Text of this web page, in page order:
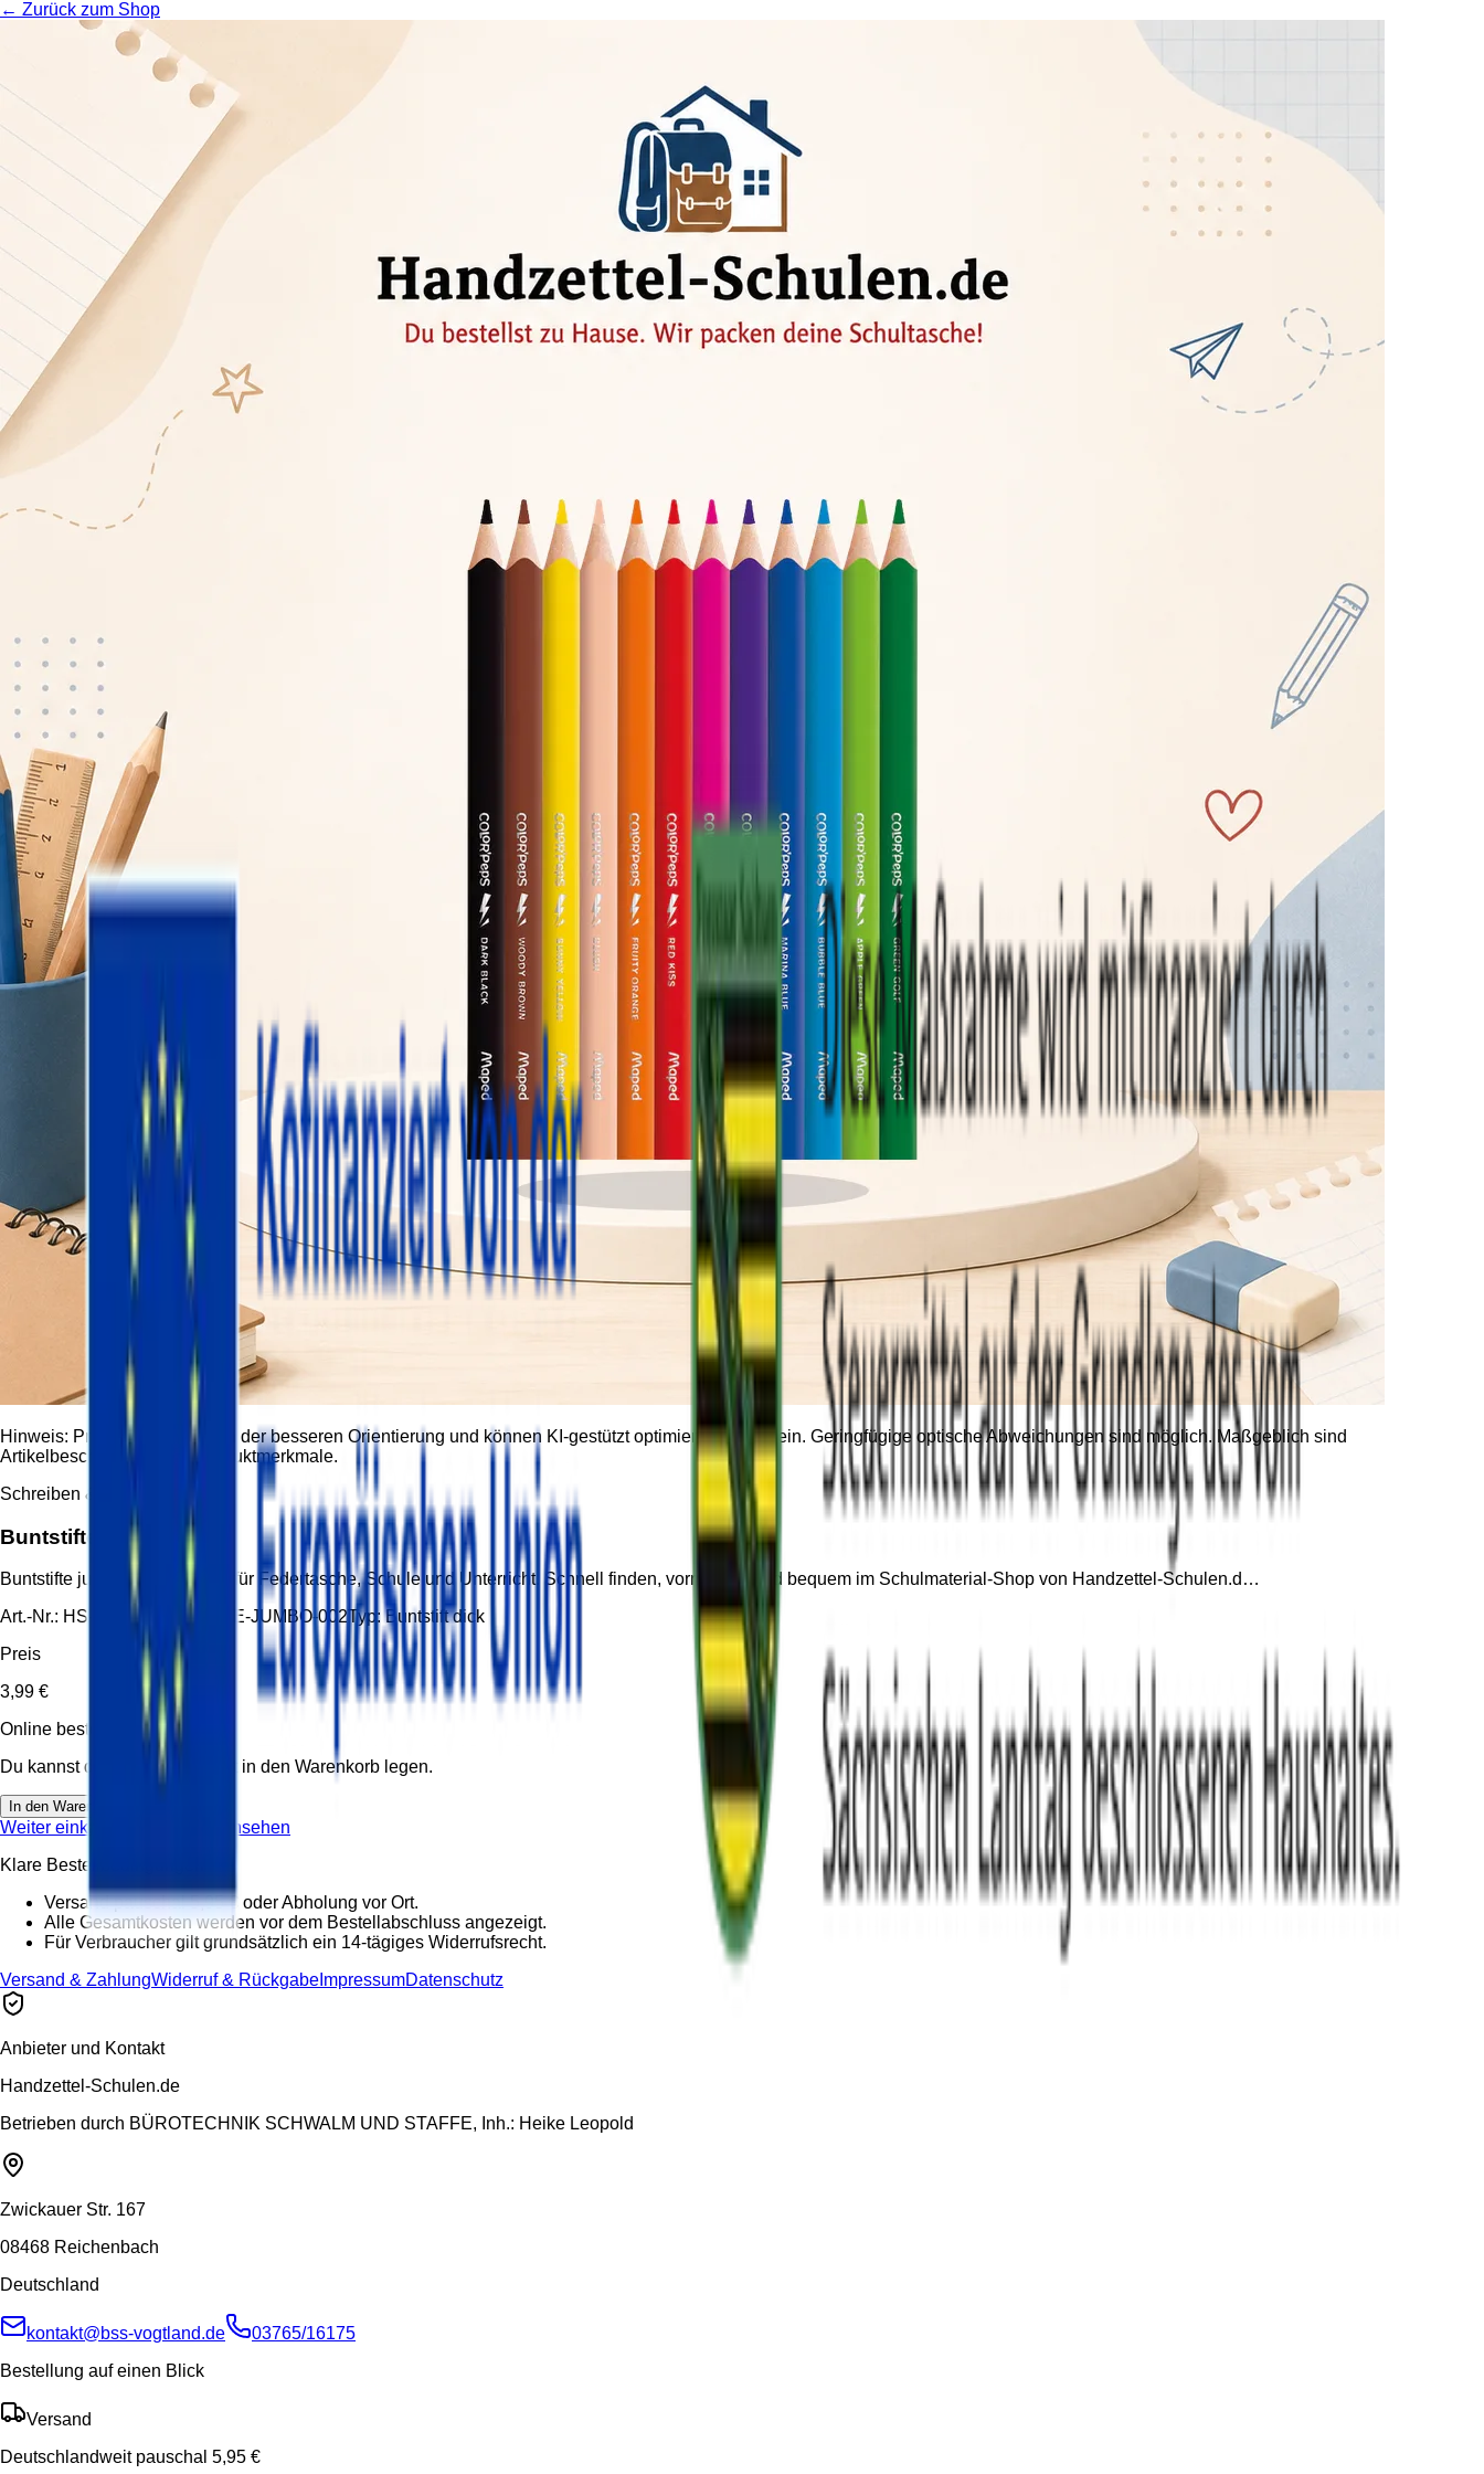
← Zurück zum Shop
Hinweis: Produktbilder dienen der besseren Orientierung und können KI-gestützt optimiert worden sein. Geringfügige optische Abweichungen sind möglich. Maßgeblich sind
Artikelbeschreibung und Produktmerkmale.
Schreiben & Stifte
Buntstifte jumbo dick
Buntstifte jumbo dick dreikant für Federtasche, Schule und Unterricht. Schnell finden, vormerken und bequem im Schulmaterial-Shop von Handzettel-Schulen.d…
Art.-Nr.: HS-STF-BUNTSTIFTE-JUMBO-002Typ:Buntstift dick
Preis
3,99 €
Online bestellbar
Du kannst diesen Artikel direkt in den Warenkorb legen.
In den Warenkorb
Weiter einkaufen
Warenkorb ansehen
Klare Bestellbedingungen
Versand pauschal 5,95 € oder Abholung vor Ort.
Alle Gesamtkosten werden vor dem Bestellabschluss angezeigt.
Für Verbraucher gilt grundsätzlich ein 14-tägiges Widerrufsrecht.
Versand & ZahlungWiderruf & Rückgabe ImpressumDatenschutz
Anbieter und Kontakt
Handzettel-Schulen.de
Betrieben durch BÜROTECHNIK SCHWALM UND STAFFE, Inh.: Heike Leopold
Zwickauer Str. 167
08468 Reichenbach
Deutschland
kontakt@bss-vogtland.de
03765/16175
Bestellung auf einen Blick
Versand
Deutschlandweit pauschal 5,95 €